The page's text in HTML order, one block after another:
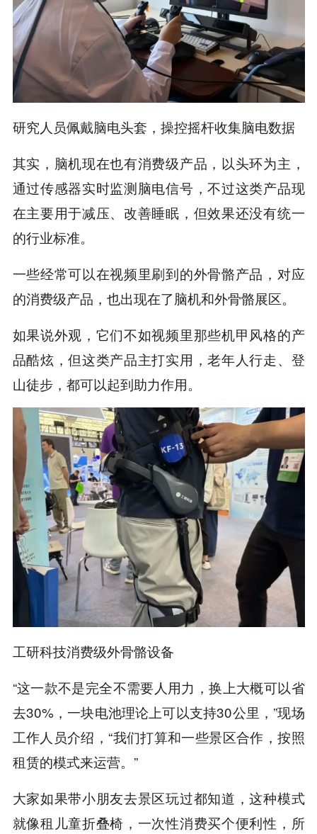
研究人员佩戴脑电头套，操控摇杆收集脑电数据
其实，脑机现在也有消费级产品，以头环为主，
通过传感器实时监测脑电信号，不过这类产品现
在主要用于减压、改善睡眠，但效果还没有统一
的行业标准。
一些经常可以在视频里刷到的外骨骼产品，对应
的消费级产品，也出现在了脑机和外骨骼展区。
如果说外观，它们不如视频里那些机甲风格的产
品酷炫，但这类产品主打实用，老年人行走、登
山徒步，都可以起到助力作用。
工研科技消费级外骨骼设备
“这一款不是完全不需要人用力，换上大概可以省
去30%，一块电池理论上可以支持30公里，”现场
工作人员介绍，“我们打算和一些景区合作，按照
租赁的模式来运营。”
大家如果带小朋友去景区玩过都知道，这种模式
就像租儿童折叠椅，一次性消费买个便利性，所